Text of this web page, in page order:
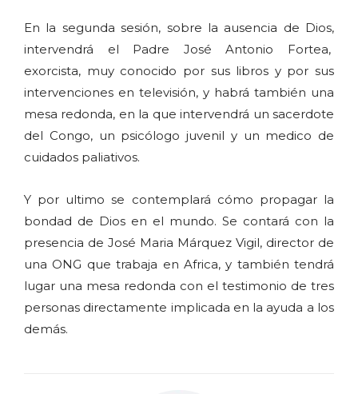
En la segunda sesión, sobre la ausencia de Dios,
intervendrá el Padre José Antonio Fortea,
exorcista, muy conocido por sus libros y por sus
intervenciones en televisión, y habrá también una
mesa redonda, en la que intervendrá un sacerdote
del Congo, un psicólogo juvenil y un medico de
cuidados paliativos.
Y por ultimo se contemplará cómo propagar la
bondad de Dios en el mundo. Se contará con la
presencia de José Maria Márquez Vigil, director de
una ONG que trabaja en Africa, y también tendrá
lugar una mesa redonda con el testimonio de tres
personas directamente implicada en la ayuda a los
demás.